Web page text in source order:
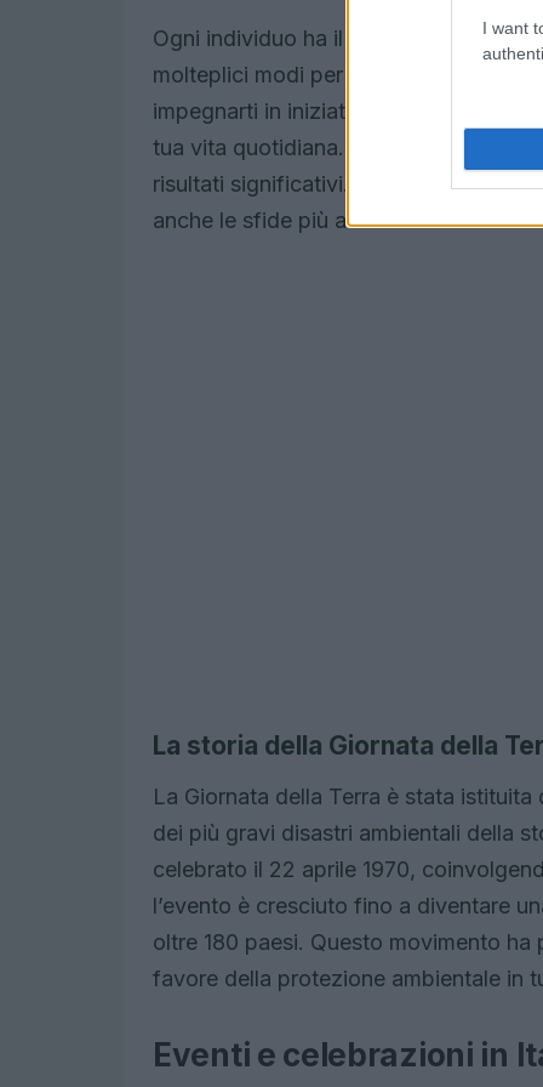
I want
Ogni individuo ha il potere di essere
molteplici modi per partecipare alla
impegnarti in iniziative ecologiche, o
tua vita quotidiana. Ogni piccola
risultati significativi. La Giornata della
anche le sfide più ardue.
La storia della Giornata della
La Giornata della Terra è stata
dei più gravi disastri ambientali della
celebrato il 22 aprile 1970,
l’evento è cresciuto fino a diventare
oltre 180 paesi. Questo movimento
favore della protezione ambientale in
Eventi e celebrazioni in